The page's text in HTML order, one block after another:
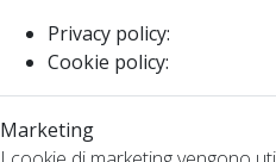
Privacy policy:
Cookie policy:
Marketing